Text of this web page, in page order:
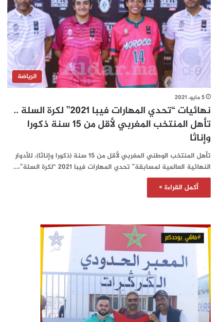
الرياضة
5 مايو، 2021
نهائيات “تحدي المهارات فيبا 2021” لكرة السلة ..
تأهل المنتخب المغربي لأقل من 15 سنة ذكورا
وإناثا
تأهل المنتخب الوطني المغربي لأقل من 15 سنة (ذكورا وإناثا)، للأدوار
النهائية العالمية لمسابقة” تحدي المهارات فيبا 2021 “لكرة السلة”،…
أكمل القراءة »